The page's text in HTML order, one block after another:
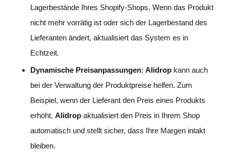
Lagerbestände Ihres Shopify-Shops. Wenn das Produkt
nicht mehr vorrätig ist oder sich der Lagerbestand des
Lieferanten ändert, aktualisiert das System es in
Echtzeit.
Dynamische Preisanpassungen: Alidrop kann auch
bei der Verwaltung der Produktpreise helfen. Zum
Beispiel, wenn der Lieferant den Preis eines Produkts
erhöht, Alidrop aktualisiert den Preis in Ihrem Shop
automatisch und stellt sicher, dass Ihre Margen intakt
bleiben.